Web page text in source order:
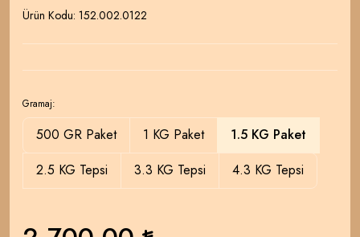
Ürün Kodu: 152.002.0122
Gramaj:
500 GR Paket 1 KG Paket
1.5 KG Paket
2.5 KG Tepsi
3.3 KG Tepsi 4.3 KG Tepsi